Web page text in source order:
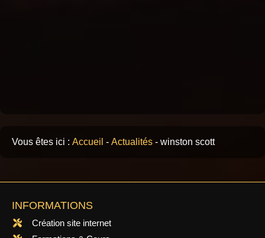
Vous êtes ici : Accueil - Actualités - winston scott
INFORMATIONS
Création site internet